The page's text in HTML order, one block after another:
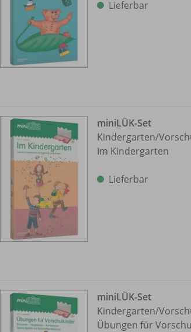
Lieferbar
miniLÜK-Set
Kindergarten/
Im Kindergarten
Lieferbar
miniLÜK-Set
Kindergarten/
Übungen für